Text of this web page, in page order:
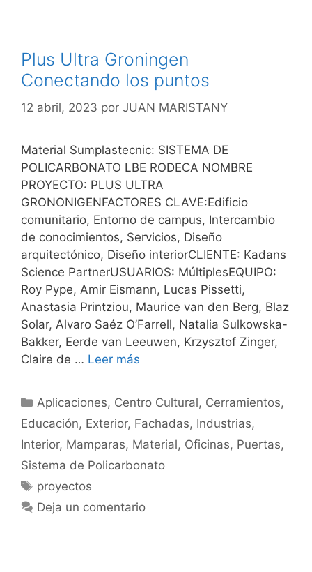
Plus Ultra Groningen
Conectando los puntos
12 abril, 2023 por JUAN MARISTANY
Material Sumplastecnic: SISTEMA DE
POLICARBONATO LBE RODECA NOMBRE
PROYECTO: PLUS ULTRA
GRONONIGENFACTORES CLAVE:Edificio
comunitario, Entorno de campus, Intercambio
de conocimientos, Servicios, Diseño
arquitectónico, Diseño interiorCLIENTE: Kadans
Science PartnerUSUARIOS: MúltiplesEQUIPO:
Roy Pype, Amir Eismann, Lucas Pissetti,
Anastasia Printziou, Maurice van den Berg, Blaz
Solar, Alvaro Saéz O’Farrell, Natalia Sulkowska-
Bakker, Eerde van Leeuwen, Krzysztof Zinger,
Claire de … Leer más
Aplicaciones, Centro Cultural, Cerramientos,
Educación, Exterior, Fachadas, Industrias,
Interior, Mamparas, Material, Oficinas, Puertas,
Sistema de Policarbonato
proyectos
Deja un comentario